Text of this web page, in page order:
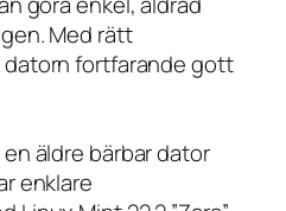
Med rätt
fortfarande gott
en äldre bärbar dator
enklare